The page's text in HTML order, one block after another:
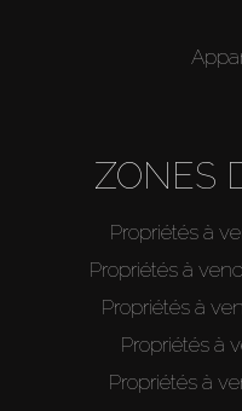
ZONES
Propriétés à
Propriétés à
Propriétés à
Propriétés à
Propriétés à